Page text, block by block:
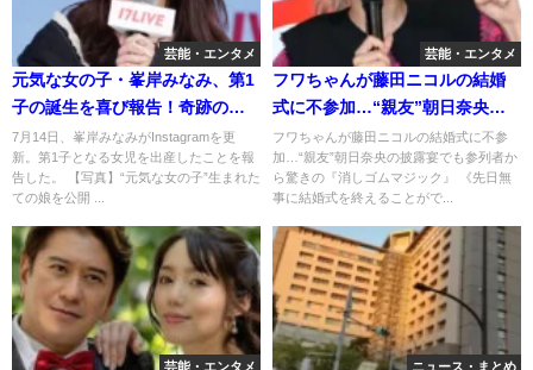
芸能・エンタメ
元気な女の子・峯岸みなみ、第1
子の誕生を喜び報告！奇跡の積
み重ねに感謝
7月14日、峯岸みなみがInstagramを更
新。第1子となる女児を出産したことを報
告した。 【写真】“元気な女の子”生まれた
ての娘を公開 ...
芸能・エンタメ
フワちゃんが藤田ニコルの結婚
式に不参加…“親友”朝日奈央の
披露宴でも参列者から驚きの
『消しゴムマジック』
フワちゃんが藤田ニコルの結婚式に不参
加…“親友”朝日奈央の披露宴でも参列者か
ら驚きの『消しゴムマジック』 《先日無
事に結婚式を終えることがで...